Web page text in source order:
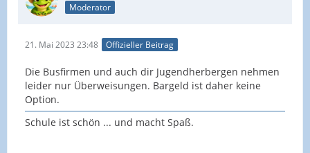
Moderator
21. Mai 2023 23:48 Offizieller Beitrag
Die Busfirmen und auch dir Jugendherbergen nehmen
leider nur Überweisungen. Bargeld ist daher keine
Option.
Schule ist schön ... und macht Spaß.